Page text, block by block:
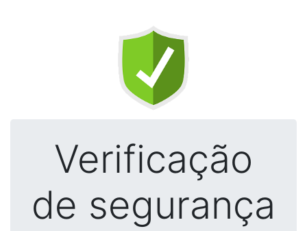
Verificação
de segurança